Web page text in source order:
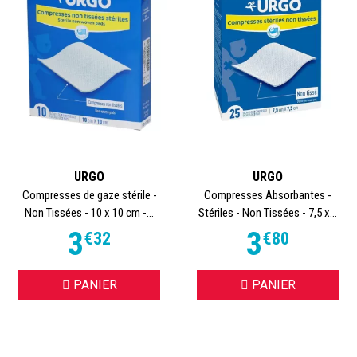
optimale
Les pansements Urgosont conçus pour favoriser une
cicatrisation rapide et sans douleur. Grâce à des
technologies brevetées comme
UrgoTULouFilmogel
marque propose des solutions adaptées à chaque type de
plaie :
chroniques, brûlures ou escarres.
Filmogel Urgo
: pour les aphtes, crevasses,
mycoses, verrues ou piqûres.
protection renforcée.
hypoallergéniques, et résistants à l’eau.
URGO
Compresses de gaze stérile -
Non Tissées - 10 x 10 cm -...
3€32
PANIER
URGO
Compresses Absorbantes -
Stériles - Non Tissées - 7,5 x...
3€80
PANIER